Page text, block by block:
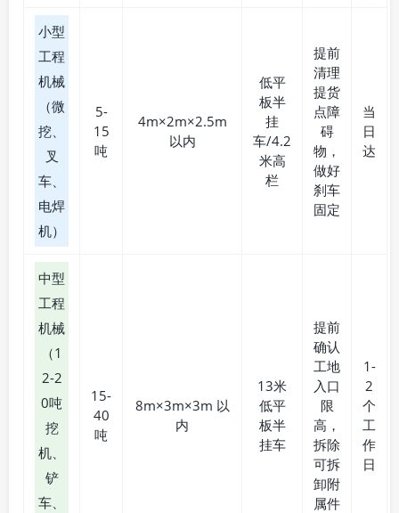
小型
工程
机械
（微
挖、
叉
车、
电焊
机）
5-
15
吨
4m×2m×2.5m
以内
低平
板半
挂
车/4.2
米高
栏
提前
清理
提货
点障
碍
物，
做好
刹车
固定
当
日
达
中型
工程
机械
（1
2-2
0吨
挖
机、
铲
车、
15-
40
吨
8m×3m×3m 以
内
13米
低平
板半
挂车
提前
确认
工地
入口
限
高，
拆除
可拆
卸附
属件
1-
2
个
工
作
日